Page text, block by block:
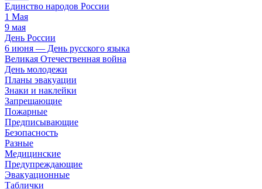
Единство народов России
1 Мая
9 мая
День России
6 июня — День русского языка
Великая Отечественная война
День молодежи
Планы эвакуации
Знаки и наклейки
Запрещающие
Пожарные
Предписывающие
Безопасность
Разные
Медицинские
Предупреждающие
Эвакуационные
Таблички